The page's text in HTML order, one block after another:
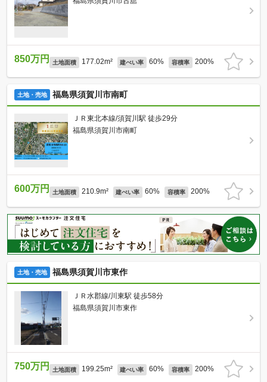
850万円 土地面積 177.02m² 建ぺい率 60% 容積率 200%
土地・売地 福島県須賀川市南町
ＪＲ東北本線/須賀川駅 徒歩29分
福島県須賀川市南町
600万円 土地面積 210.9m² 建ぺい率 60% 容積率 200%
土地・売地 福島県須賀川市東作
ＪＲ水郡線/川東駅 徒歩58分
福島県須賀川市東作
750万円 土地面積 199.25m² 建ぺい率 60% 容積率 200%